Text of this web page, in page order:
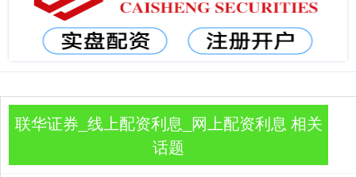
联华证券_线上配资利息_网上配资利息 相关
话题